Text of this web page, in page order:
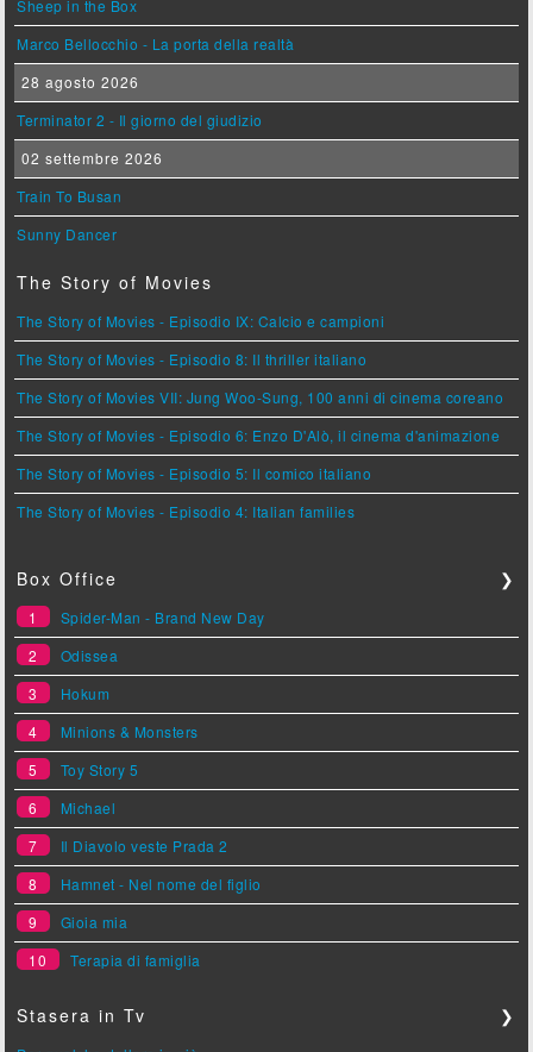
Sheep in the Box
Marco Bellocchio - La porta della realtà
28 agosto 2026
Terminator 2 - Il giorno del giudizio
02 settembre 2026
Train To Busan
Sunny Dancer
The Story of Movies
The Story of Movies - Episodio IX: Calcio e campioni
The Story of Movies - Episodio 8: Il thriller italiano
The Story of Movies VII: Jung Woo-Sung, 100 anni di cinema coreano
The Story of Movies - Episodio 6: Enzo D'Alò, il cinema d'animazione
The Story of Movies - Episodio 5: Il comico italiano
The Story of Movies - Episodio 4: Italian families
Box Office ❯
1
Spider-Man - Brand New Day
2
Odissea
3
Hokum
4
Minions & Monsters
5
Toy Story 5
6
Michael
7
Il Diavolo veste Prada 2
8
Hamnet - Nel nome del figlio
9
Gioia mia
10
Terapia di famiglia
Stasera in Tv ❯